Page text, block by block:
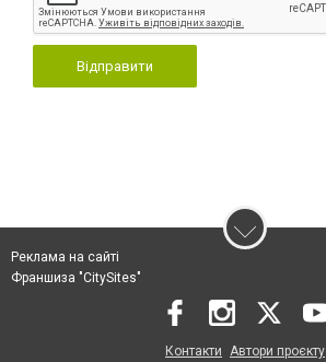
Відправити
Реклама на сайті
Франшиза "CitySites"
Контакти Автори проєкту